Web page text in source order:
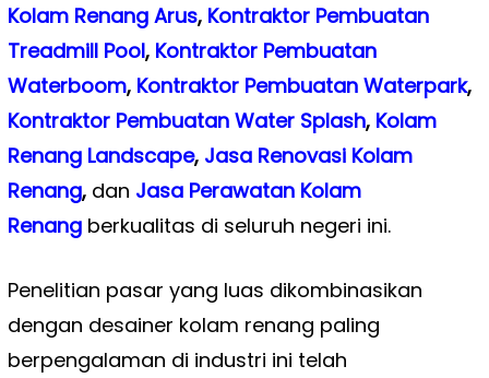
Kolam Renang Arus, Kontraktor Pembuatan
Treadmill Pool, Kontraktor Pembuatan
Waterboom, Kontraktor Pembuatan Waterpark,
Kontraktor Pembuatan Water Splash, Kolam
Renang Landscape, Jasa Renovasi Kolam
Renang, dan Jasa Perawatan Kolam
Renangberkualitas di seluruh negeri ini.
Penelitian pasar yang luas dikombinasikan
dengan desainer kolam renang paling
berpengalaman di industri ini telah